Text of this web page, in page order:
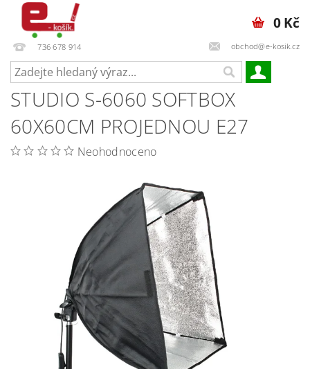
736 678 914 obchod@e-kosik.cz
0 Kč
STUDIO S-6060 SOFTBOX
60X60CM PROJEDNOU E27
Neohodnoceno